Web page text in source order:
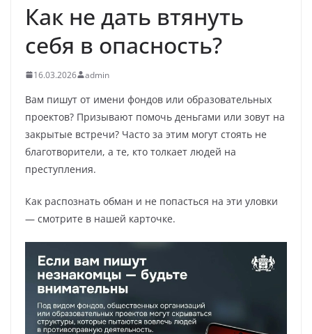
Как не дать втянуть
себя в опасность?
16.03.2026 admin
Вам пишут от имени фондов или образовательных
проектов? Призывают помочь деньгами или зовут на
закрытые встречи? Часто за этим могут стоять не
благотворители, а те, кто толкает людей на
преступления.
Как распознать обман и не попасться на эти уловки
— смотрите в нашей карточке.